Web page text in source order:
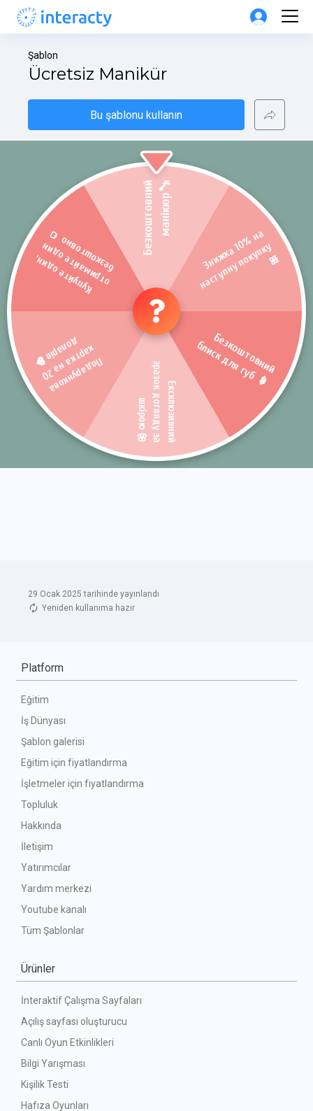
29 Ocak 2025 tarihinde yayınlandı
Yeniden kullanıma hazır
Şablon
Ücretsiz Manikür
Bu şablonu kullanın
Platform
Eğitim
İş Dünyası
Şablon galerisi
Eğitim için fiyatlandırma
İşletmeler için fiyatlandırma
Topluluk
Hakkında
İletişim
Yatırımcılar
Yardım merkezi
Youtube kanalı
Tüm Şablonlar
Ürünler
İnteraktif Çalışma Sayfaları
Açılış sayfası oluşturucu
Canlı Oyun Etkinlikleri
Bilgi Yarışması
Kişilik Testi
Hafıza Oyunları